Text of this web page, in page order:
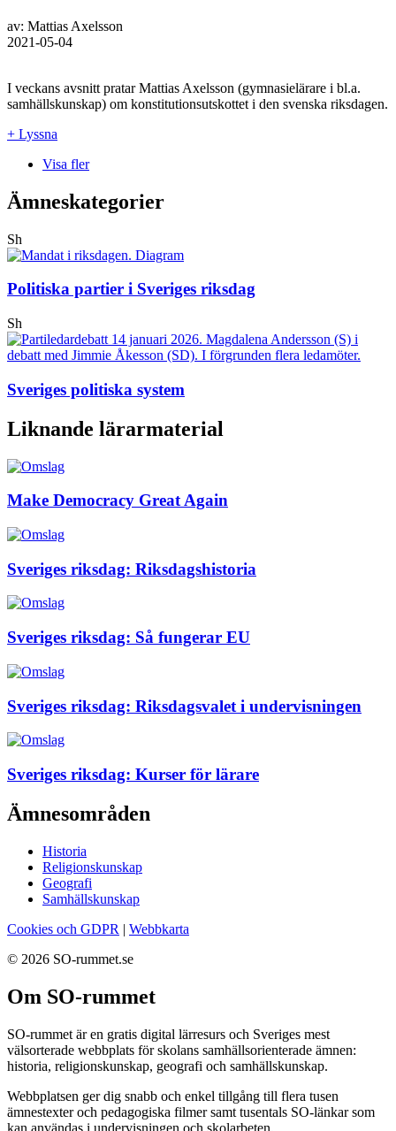
av: Mattias Axelsson
2021-05-04
I veckans avsnitt pratar Mattias Axelsson (gymnasielärare i bl.a.
samhällskunskap) om konstitutionsutskottet i den svenska riksdagen.
+ Lyssna
Visa fler
Ämneskategorier
Sh
Politiska partier i Sveriges riksdag
Sh
Sveriges politiska system
Liknande lärarmaterial
Make Democracy Great Again
Sveriges riksdag: Riksdagshistoria
Sveriges riksdag: Så fungerar EU
Sveriges riksdag: Riksdagsvalet i undervisningen
Sveriges riksdag: Kurser för lärare
Ämnesområden
Historia
Religionskunskap
Geografi
Samhällskunskap
Cookies och GDPR | Webbkarta
© 2026 SO-rummet.se
Om SO-rummet
SO-rummet är en gratis digital lärresurs och Sveriges mest
välsorterade webbplats för skolans samhällsorienterade ämnen:
historia, religionskunskap, geografi och samhällskunskap.
Webbplatsen ger dig snabb och enkel tillgång till flera tusen
ämnestexter och pedagogiska filmer samt tusentals SO-länkar som
kan användas i undervisningen och skolarbeten.